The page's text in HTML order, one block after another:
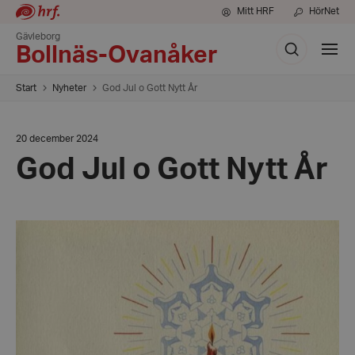
Mitt HRF HörNet
Gävleborg
Bollnäs-Ovanåker
Sök
Visa
meny
Start Nyheter God Jul o Gott Nytt År
Datum:
december
2024
20 december 2024
God Jul o Gott Nytt År